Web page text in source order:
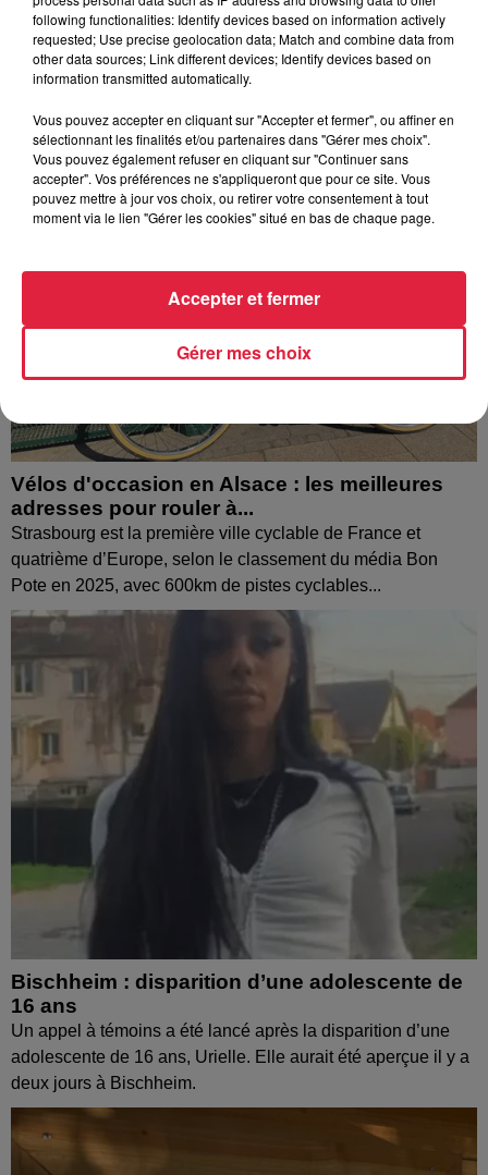
Mir
Pendant trois décennies, l'Euro-Mir a fait tourner les têtes
des visiteurs. La mythique montagne russe s'apprête
désormais à disparaître du paysage du parc...
Vélos d'occasion en Alsace : les meilleures
adresses pour rouler à...
Strasbourg est la première ville cyclable de France et
quatrième d’Europe, selon le classement du média Bon
Pote en 2025, avec 600km de pistes cyclables...
Bischheim : disparition d’une adolescente de
16 ans
Un appel à témoins a été lancé après la disparition d’une
adolescente de 16 ans, Urielle. Elle aurait été aperçue il y a
deux jours à Bischheim.
following functionalities: Identify devices based on information actively
requested; Use precise geolocation data; Match and combine data from
other data sources; Link different devices; Identify devices based on
information transmitted automatically.
Vous pouvez accepter en cliquant sur "Accepter et fermer", ou affiner en
sélectionnant les finalités et/ou partenaires dans "Gérer mes choix".
Vous pouvez également refuser en cliquant sur "Continuer sans
accepter". Vos préférences ne s'appliqueront que pour ce site. Vous
pouvez mettre à jour vos choix, ou retirer votre consentement à tout
moment via le lien "Gérer les cookies" situé en bas de chaque page.
Gérer mes choix
Accepter et fermer